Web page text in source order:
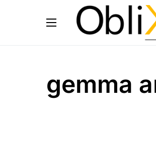
gemma